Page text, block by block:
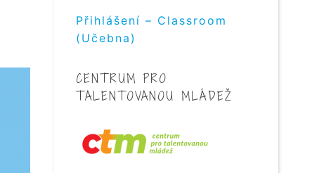
Přihlášení – Classroom
(Učebna)
CENTRUM PRO
TALENTOVANOU MLÁDEŽ